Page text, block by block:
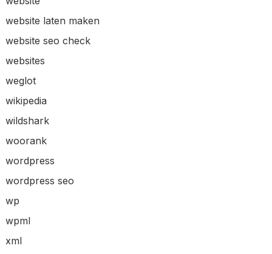
website laten maken
website seo check
websites
weglot
wikipedia
wildshark
woorank
wordpress
wordpress seo
wp
wpml
xml